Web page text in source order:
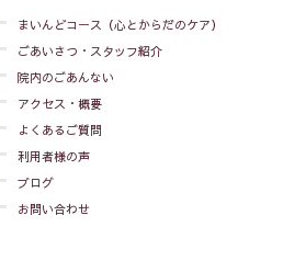
まいんどコース（心とからだのケア）
ごあいさつ・スタッフ紹介
院内のごあんない
アクセス・概要
よくあるご質問
利用者様の声
ブログ
お問い合わせ